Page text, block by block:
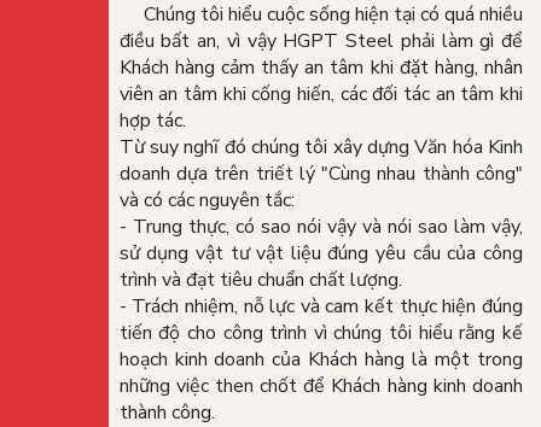
Chúng tôi hiểu cuộc sống hiện tại có quá nhiều
điều bất an, vì vậy HGPT Steel phải làm gì để
Khách hàng cảm thấy an tâm khi đặt hàng, nhân
viên an tâm khi cống hiến, các đối tác an tâm khi
hợp tác.
Từ suy nghĩ đó chúng tôi xây dựng Văn hóa Kinh
doanh dựa trên triết lý "Cùng nhau thành công"
và có các nguyên tắc:
- Trung thực, có sao nói vậy và nói sao làm vậy,
sử dụng vật tư vật liệu đúng yêu cầu của công
trình và đạt tiêu chuẩn chất lượng.
- Trách nhiệm, nỗ lực và cam kết thực hiện đúng
tiến độ cho công trình vì chúng tôi hiểu rằng kế
hoạch kinh doanh của Khách hàng là một trong
những việc then chốt để Khách hàng kinh doanh
thành công.